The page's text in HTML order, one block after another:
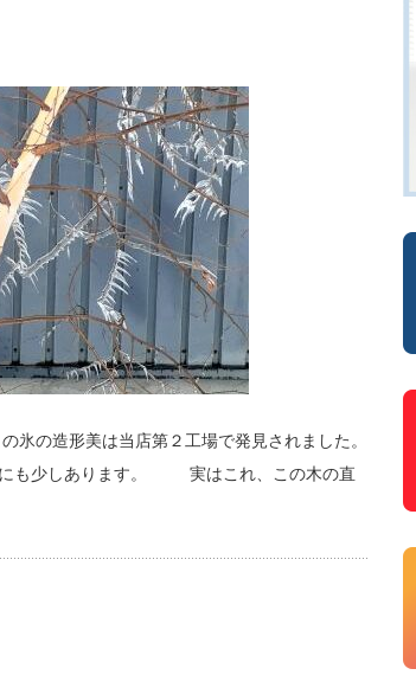
氷の造形美は当店第２工場で発見されました。
にも少しあります。 実はこれ、この木の直